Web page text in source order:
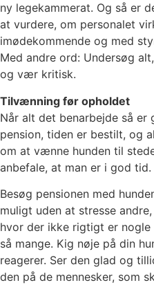
ny legekammerat. Og så er
at vurdere, om personalet
imødekommende og med
Med andre ord: Undersøg
og vær kritisk.
Tilvænning før opholdet
Når alt det benarbejde så
pension, tiden er bestilt, og
om at vænne hunden til
anbefale, at man er i god tid.
Besøg pensionen med
muligt uden at stresse
hvor der ikke rigtigt er
så mange. Kig nøje på din
reagerer. Ser den glad og
den på de mennesker, som